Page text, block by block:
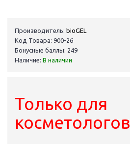
Производитель: bioGEL
Код Товара: 900-26
Бонусные баллы: 249
Наличие: В наличии
Только для
косметологов